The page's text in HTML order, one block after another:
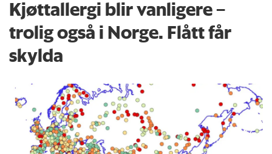
Kjøttallergi blir vanligere –
trolig også i Norge. Flått får
skylda